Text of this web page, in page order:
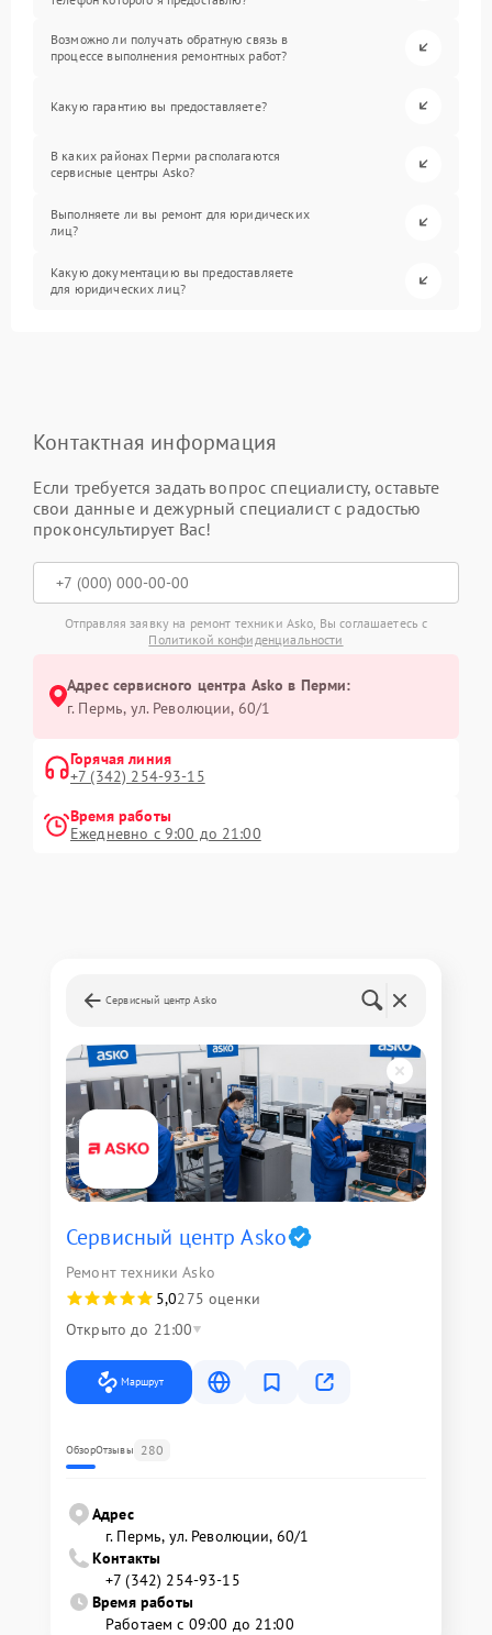
Возможно ли получать обратную связь в
процессе выполнения ремонтных работ?
Какую гарантию вы предоставляете?
В каких районах Перми располагаются
сервисные центры Asko?
Выполняете ли вы ремонт для юридических
лиц?
Какую документацию вы предоставляете
для юридических лиц?
Контактная информация
Если требуется задать вопрос специалисту, оставьте
свои данные и дежурный специалист с радостью
проконсультирует Вас!
Отправляя заявку на ремонт техники Asko, Вы соглашаетесь с
Политикой конфиденциальности
Адрес сервисного центра Asko в Перми:
г. Пермь, ул. ​Революции, 60/1
Горячая линия
+7 (342) 254-93-15
Время работы
Ежедневно с 9:00 до 21:00
Сервисный центр Asko
Сервисный центр Asko
Ремонт техники Asko
5,0275 оценки
Открыто до 21:00
Маршрут
ОбзорОтзывы 280
Адрес
г. Пермь, ул. ​Революции, 60/1
Контакты
+7 (342) 254-93-15
Время работы
Работаем с 09:00 до 21:00